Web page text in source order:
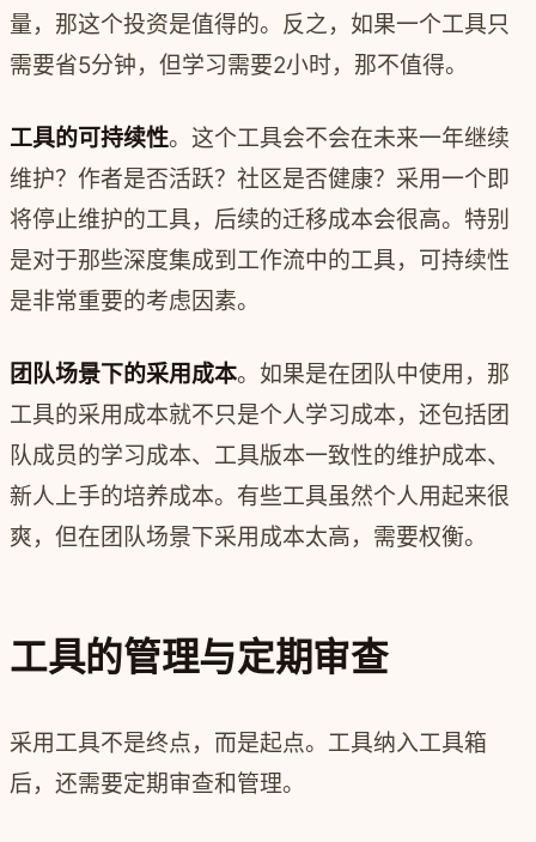
量，那这个投资是值得的。反之，如果一个工具只
需要省5分钟，但学习需要2小时，那不值得。
工具的可持续性。这个工具会不会在未来一年继续
维护？作者是否活跃？社区是否健康？采用一个即
将停止维护的工具，后续的迁移成本会很高。特别
是对于那些深度集成到工作流中的工具，可持续性
是非常重要的考虑因素。
团队场景下的采用成本。如果是在团队中使用，那
工具的采用成本就不只是个人学习成本，还包括团
队成员的学习成本、工具版本一致性的维护成本、
新人上手的培养成本。有些工具虽然个人用起来很
爽，但在团队场景下采用成本太高，需要权衡。
工具的管理与定期审查
采用工具不是终点，而是起点。工具纳入工具箱
后，还需要定期审查和管理。